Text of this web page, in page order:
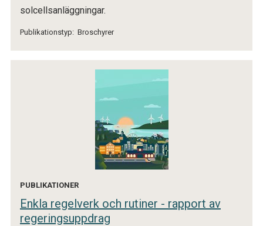
solcellsanläggningar.
Publikationstyp: Broschyrer
PUBLIKATIONER
Enkla regelverk och rutiner - rapport av
regeringsuppdrag